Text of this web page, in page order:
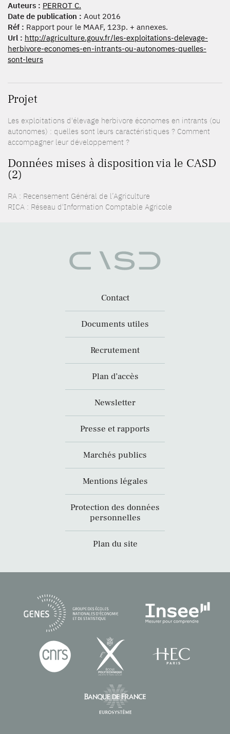
Auteurs : PERROT C.
Date de publication : Aout 2016
Réf : Rapport pour le MAAF, 123p. + annexes.
Url : http://agriculture.gouv.fr/les-exploitations-delevage-
herbivore-economes-en-intrants-ou-autonomes-quelles-
sont-leurs
Projet
Les exploitations d'élevage herbivore économes en intrants (ou
autonomes) : quelles sont leurs caractéristiques ? Comment
accompagner leur développement ?
Données mises à disposition via le CASD
(2)
RA : Recensement Général de l’Agriculture
RICA : Réseau d'Information Comptable Agricole
Contact
Documents utiles
Recrutement
Plan d’accès
Newsletter
Presse et rapports
Marchés publics
Mentions légales
Protection des données
personnelles
Plan du site